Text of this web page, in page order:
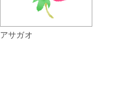
アサガオ